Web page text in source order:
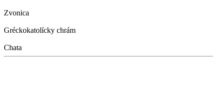
Zvonica
Gréckokatolícky chrám
Chata